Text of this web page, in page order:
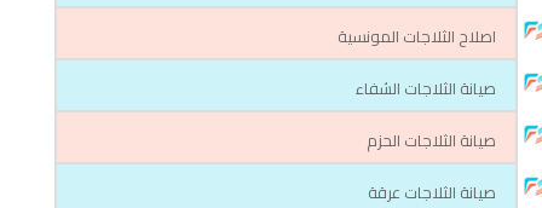
اصلاح الثلاجات المونسية
صيانة الثلاجات الشفاء
صيانة الثلاجات الحزم
صيانة الثلاجات عرقة